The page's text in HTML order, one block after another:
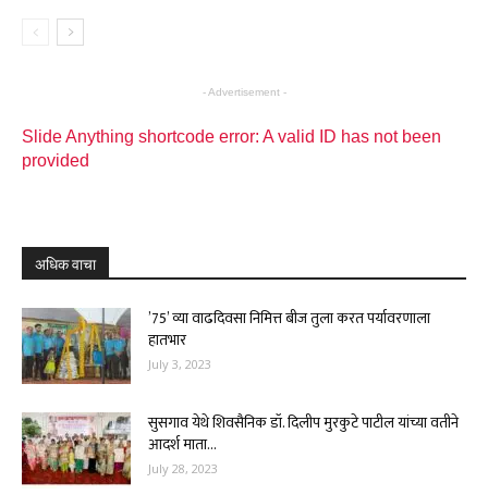
- Advertisement -
Slide Anything shortcode error: A valid ID has not been
provided
अधिक वाचा
’75’ व्या वाढदिवसा निमित्त बीज तुला करत पर्यावरणाला
हातभार
July 3, 2023
सुसगाव येथे शिवसैनिक डॉ. दिलीप मुरकुटे पाटील यांच्या वतीने
आदर्श माता...
July 28, 2023